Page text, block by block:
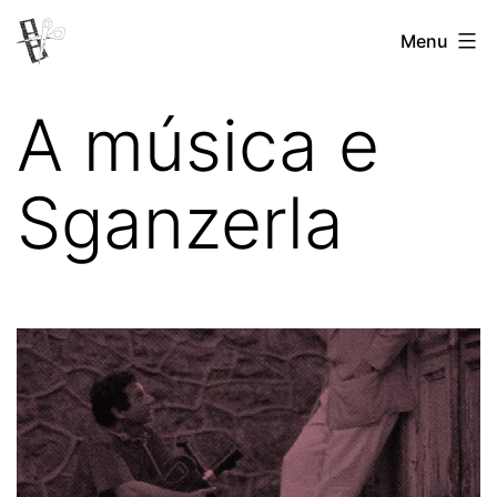
Pular
para
conteúdo
Revista
Menu
A música e
Sganzerla